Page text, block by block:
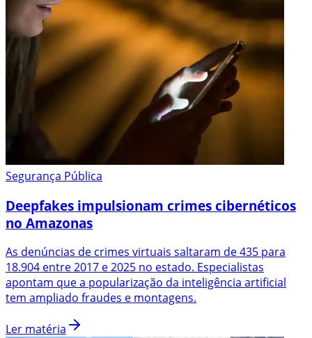
Segurança Pública
Deepfakes impulsionam crimes cibernéticos
no Amazonas
As denúncias de crimes virtuais saltaram de 435 para
18.904 entre 2017 e 2025 no estado. Especialistas
apontam que a popularização da inteligência artificial
tem ampliado fraudes e montagens.
Ler matéria